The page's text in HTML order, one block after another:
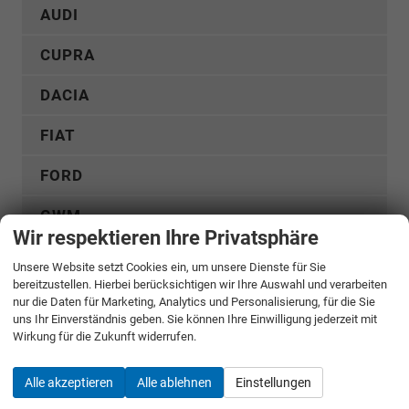
AUDI
CUPRA
DACIA
FIAT
FORD
GWM
KGM
KIA
MERCEDES-BENZ
Wir respektieren Ihre Privatsphäre
Unsere Website setzt Cookies ein, um unsere Dienste für Sie
bereitzustellen. Hierbei berücksichtigen wir Ihre Auswahl und verarbeiten
nur die Daten für Marketing, Analytics und Personalisierung, für die Sie
uns Ihr Einverständnis geben. Sie können Ihre Einwilligung jederzeit mit
Wirkung für die Zukunft widerrufen.
Alle akzeptieren Alle ablehnen Einstellungen